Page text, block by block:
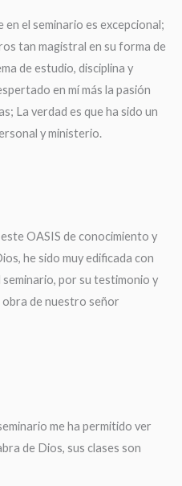
el seminario es excepcional;
tan magistral en su forma de
de estudio, disciplina y
en mí más la pasión
La verdad es que ha sido un
y ministerio.
OASIS de conocimiento y
he sido muy edificada con
seminario, por su testimonio y
obra de nuestro señor
me ha permitido ver
de Dios, sus clases son